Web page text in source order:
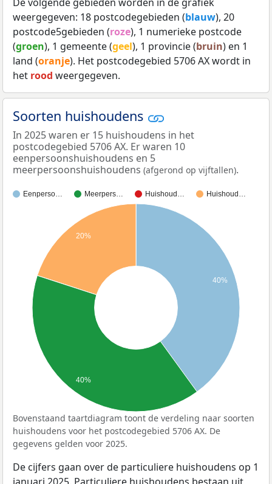
weergegeven: 18 postcodegebieden (blauw), 20
postcode5gebieden (roze), 1 numerieke postcode
(groen), 1 gemeente (geel), 1 provincie (bruin) en 1
land (oranje). Het postcodegebied 5706 AX wordt in
het rood weergegeven.
Soorten huishoudens
In 2025 waren er 15 huishoudens in het
postcodegebied 5706 AX. Er waren 10
eenpersoonshuishoudens en 5
meerpersoonshuishoudens (afgerond op vijftallen).
Eenperso… Meerpers… Huishoud… Huishoud…
40%
20%
40%
Bovenstaand taartdiagram toont de verdeling naar soorten
huishoudens voor het postcodegebied 5706 AX. De
gegevens gelden voor 2025.
De cijfers gaan over de particuliere huishoudens op 1